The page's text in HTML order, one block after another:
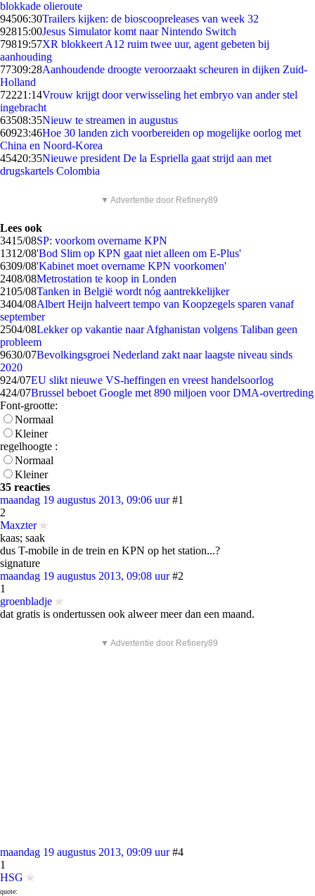
blokkade olieroute
94506:30Trailers kijken: de bioscoopreleases van week 32
92815:00Jesus Simulator komt naar Nintendo Switch
79819:57XR blokkeert A12 ruim twee uur, agent gebeten bij
aanhouding
77309:28Aanhoudende droogte veroorzaakt scheuren in dijken Zuid-
Holland
72221:14Vrouw krijgt door verwisseling het embryo van ander stel
ingebracht
63508:35Nieuw te streamen in augustus
60923:46Hoe 30 landen zich voorbereiden op mogelijke oorlog met
China en Noord-Korea
45420:35Nieuwe president De la Espriella gaat strijd aan met
drugskartels Colombia
▼ Advertentie door Refinery89
Lees ook
3415/08SP: voorkom overname KPN
1312/08'Bod Slim op KPN gaat niet alleen om E-Plus'
6309/08'Kabinet moet overname KPN voorkomen'
2408/08Metrostation te koop in Londen
2105/08Tanken in België wordt nóg aantrekkelijker
3404/08Albert Heijn halveert tempo van Koopzegels sparen vanaf
september
2504/08Lekker op vakantie naar Afghanistan volgens Taliban geen
probleem
9630/07Bevolkingsgroei Nederland zakt naar laagste niveau sinds
2020
924/07EU slikt nieuwe VS-heffingen en vreest handelsoorlog
424/07Brussel beboet Google met 890 miljoen voor DMA-overtreding
Font-grootte:
Normaal
Kleiner
regelhoogte :
Normaal
Kleiner
35 reacties
maandag 19 augustus 2013, 09:06 uur #1
2
Maxzter
kaas; saak
dus T-mobile in de trein en KPN op het station...?
signature
maandag 19 augustus 2013, 09:08 uur #2
1
groenbladje
dat gratis is ondertussen ook alweer meer dan een maand.
▼ Advertentie door Refinery89
maandag 19 augustus 2013, 09:09 uur #4
1
HSG
quote: